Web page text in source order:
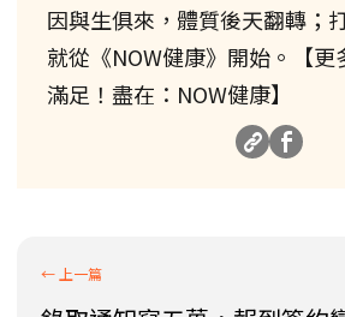
因與生俱來，體質後天翻轉；
就從《NOW健康》開始。【
滿足！盡在：NOW健康】